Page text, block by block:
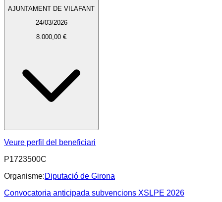
AJUNTAMENT DE VILAFANT
24/03/2026
8.000,00 €
Veure perfil del beneficiari
P1723500C
Organisme:Diputació de Girona
Convocatoria anticipada subvencions XSLPE 2026